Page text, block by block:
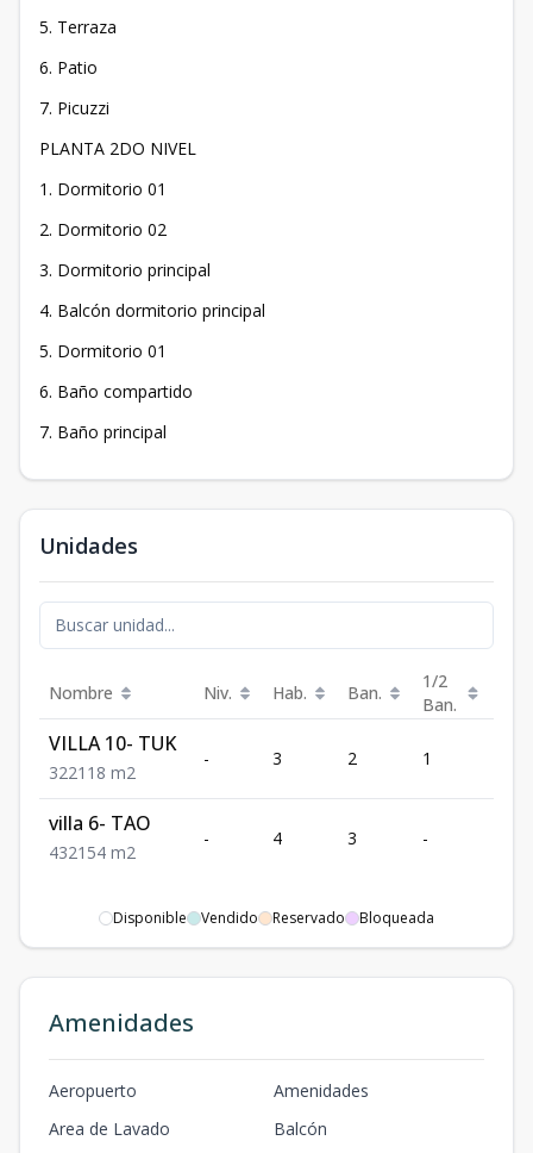
5. Terraza
6. Patio
7. Picuzzi
PLANTA 2DO NIVEL
1. Dormitorio 01
2. Dormitorio 02
3. Dormitorio principal
4. Balcón dormitorio principal
5. Dormitorio 01
6. Baño compartido
7. Baño principal
Unidades
Nombre Niv. Hab. Ban.
1/2
Ban.
VILLA 10- TUK
322118 m2
- 3 2 1
villa 6- TAO
432154 m2
- 4 3 -
Disponible Vendido Reservado Bloqueada
Amenidades
Aeropuerto
Amenidades
Area de Lavado
Balcón